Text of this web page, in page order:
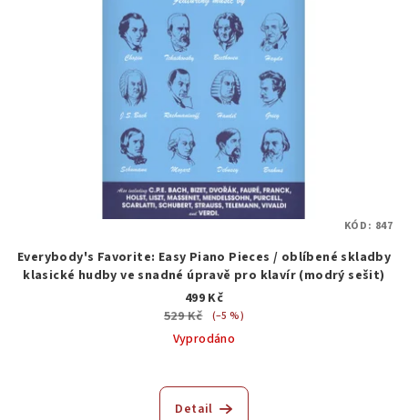
Everybody's Favorite: Easy Piano Pieces / oblíbené skladby
klasické hudby ve snadné úpravě pro klavír (modrý sešit)
499 Kč
529 Kč
(–5 %)
Vyprodáno
Detail
KÓD: 847